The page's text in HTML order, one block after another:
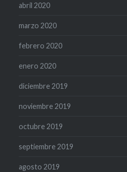
abril 2020
marzo 2020
febrero 2020
enero 2020
diciembre 2019
noviembre 2019
octubre 2019
septiembre 2019
agosto 2019